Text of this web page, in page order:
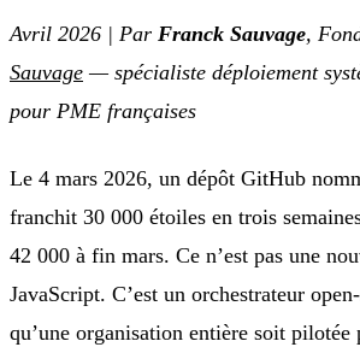
Avril 2026 | Par Franck Sauvage,
Sauvage — spécialiste déploiement
pour PME françaises
Le 4 mars 2026, un dépôt GitHub
franchit 30 000 étoiles en trois
42 000 à fin mars. Ce n’est pas une
JavaScript. C’est un orchestrateur
qu’une organisation entière soit pilotée